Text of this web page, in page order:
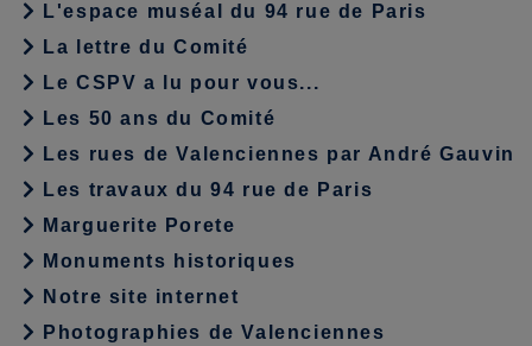
L'espace muséal du 94 rue de Paris
La lettre du Comité
Le CSPV a lu pour vous...
Les 50 ans du Comité
Les rues de Valenciennes par André Gauvin
Les travaux du 94 rue de Paris
Marguerite Porete
Monuments historiques
Notre site internet
Photographies de Valenciennes